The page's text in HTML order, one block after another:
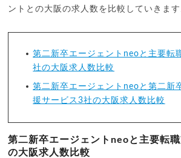
ントとの大阪の求人数を比較していきます
第二新卒エージェントneoと主要転
社の大阪求人数比較
第二新卒エージェントneoと第二新
援サービス3社の大阪求人数比較
第二新卒エージェントneoと主要転
の大阪求人数比較